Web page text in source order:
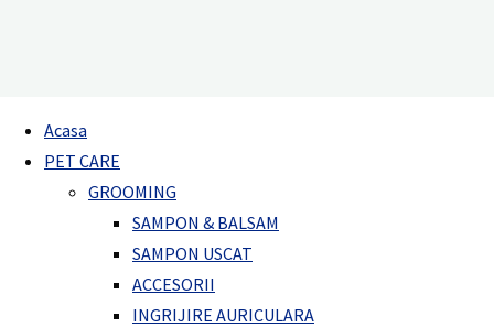
Acasa
PET CARE
GROOMING
SAMPON & BALSAM
SAMPON USCAT
ACCESORII
INGRIJIRE AURICULARA
Home Spray Eco Guard
Spray Eco Guard
Produse»Spray Eco Guard
Spray Eco Guard